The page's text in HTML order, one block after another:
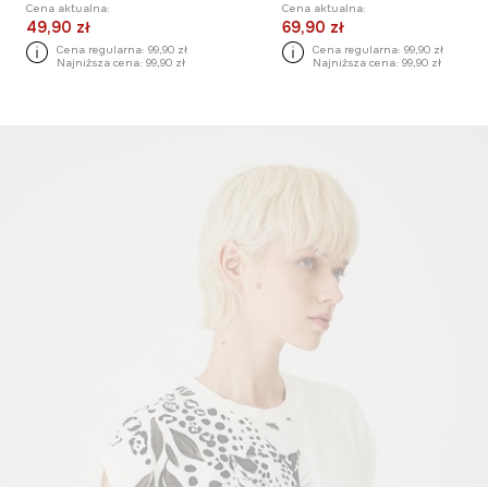
Cena aktualna:
49,90 zł
Cena regularna: 99,90 zł
Najniższa cena: 99,90 zł
Cena aktualna:
69,90 zł
Cena regularna: 99,90 zł
Najniższa cena: 99,90 zł